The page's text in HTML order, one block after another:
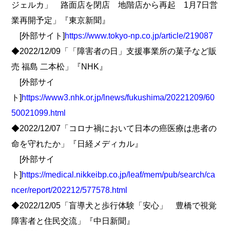
ジェルカ」 路面店を閉店 地階店から再起 1月7日営
業再開予定」『東京新聞』
[外部サイト] https://www.tokyo-np.co.jp/article/219087
◆2022/12/09「「障害者の日」支援事業所の菓子など販
売 福島 二本松」『NHK』
[外部サイ
ト] https://www3.nhk.or.jp/lnews/fukushima/20221209/60
50021099.html
◆2022/12/07「コロナ禍において日本の癌医療は患者の
命を守れたか」『日経メディカル』
[外部サイ
ト] https://medical.nikkeibp.co.jp/leaf/mem/pub/search/ca
ncer/report/202212/577578.html
◆2022/12/05「盲導犬と歩行体験「安心」 豊橋で視覚
障害者と住民交流」『中日新聞』